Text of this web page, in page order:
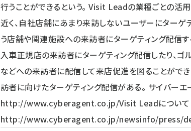
行うことができるという。 Visit Leadの業種ごとの活
近く、自社店舗にあまり来訪しないユーザーにターゲ
う店舗や関連施設への来訪者にターゲティング配信
入車正規店の来訪者にターゲティング配信したり、ゴ
などへの来訪者に配信して来店促進を図ることがで
訪者に向けたターゲティング配信がある。 サイバーエ
http://www.cyberagent.co.jp/Visit Leadについて
http://www.cyberagent.co.jp/newsinfo/press/